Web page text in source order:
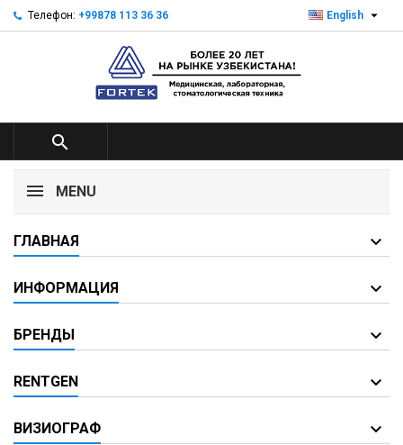
Телефон: +99878 113 36 36 English 

MENU
ГЛАВНАЯ
ИНФОРМАЦИЯ
БРЕНДЫ
RENTGEN
ВИЗИОГРАФ